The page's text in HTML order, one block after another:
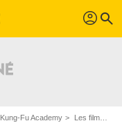
profil search
Kung-Fu Academy Les films similaires à "Kung-Fu Academy"